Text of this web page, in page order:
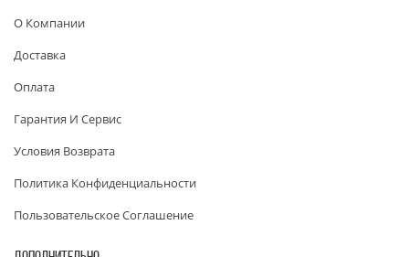
О Компании
Доставка
Оплата
Гарантия И Сервис
Условия Возврата
Политика Конфиденциальности
Пользовательское Соглашение